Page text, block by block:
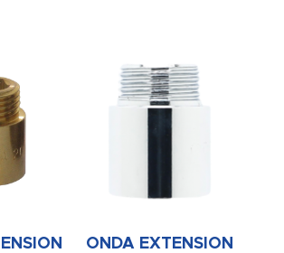
ONDA EXTENSION